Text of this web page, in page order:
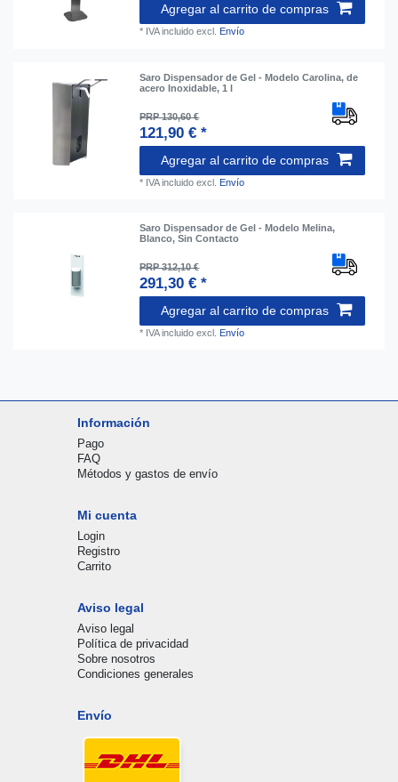
Agregar al carrito de compras
* IVA incluido excl. Envío
Saro Dispensador de Gel - Modelo Carolina, de
acero Inoxidable, 1 l
PRP 130,60 €
121,90 € *
Agregar al carrito de compras
* IVA incluido excl. Envío
Saro Dispensador de Gel - Modelo Melina,
Blanco, Sin Contacto
PRP 312,10 €
291,30 € *
Agregar al carrito de compras
* IVA incluido excl. Envío
Información
Pago
FAQ
Métodos y gastos de envío
Mi cuenta
Login
Registro
Carrito
Aviso legal
Aviso legal
Política de privacidad
Sobre nosotros
Condiciones generales
Envío